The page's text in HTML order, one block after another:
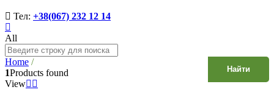
Тел: +38(067) 232 12 14
All
Найти
Home /
1Products found
View